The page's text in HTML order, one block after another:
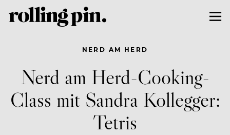
NERD AM HERD
Nerd am Herd-Cooking-
Class mit Sandra Kollegger:
Tetris